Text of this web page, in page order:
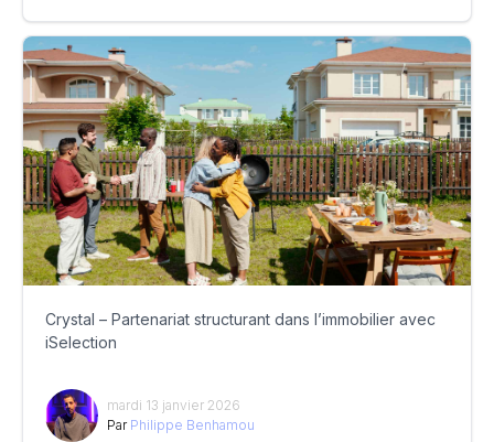
Crystal – Partenariat structurant dans l’immobilier avec
iSelection
mardi 13 janvier 2026
Par Philippe Benhamou